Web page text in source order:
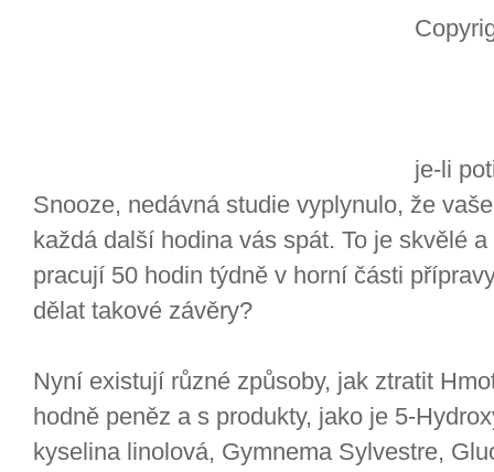
je-li
Snooze, nedávná studie vyplynulo, že
každá další hodina vás spát. To je skvělé
pracují 50 hodin týdně v horní části
dělat takové závěry?
Nyní existují různé způsoby, jak ztratit
hodně peněz a s produkty, jako je 5-
kyselina linolová, Gymnema Sylvestre,